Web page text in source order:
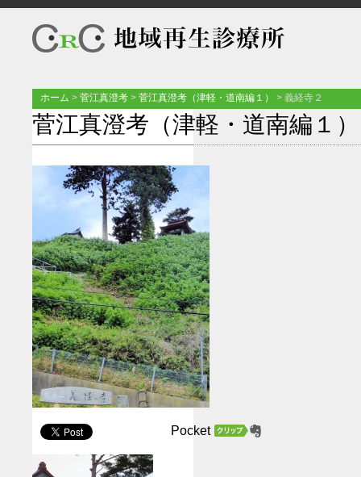
ホーム > 菅江真澄考 > 菅江真澄考（津軽・道南編１） > 義経寺２
菅江真澄考（津軽・道南編１）
Pocket